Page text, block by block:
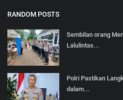
RANDOM POSTS
Sembilan orang
Lalulintas...
Polri Pastikan
dalam...